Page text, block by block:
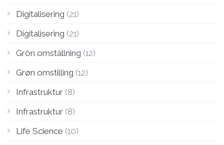
Digitalisering (21)
Digitalisering (21)
Grön omställning (12)
Grøn omstilling (12)
Infrastruktur (8)
Infrastruktur (8)
Life Science (10)